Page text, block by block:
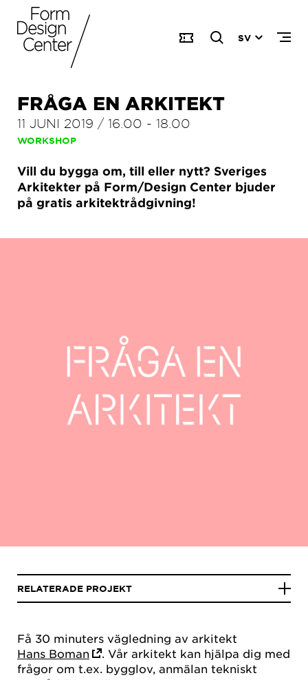
SV
FRÅGA EN ARKITEKT
11 JUNI 2019 / 16.00 - 18.00
WORKSHOP
Vill du bygga om, till eller nytt? Sveriges
Arkitekter på Form/Design Center bjuder
på gratis arkitektrådgivning!
Få 30 minuters vägledning av arkitekt
Hans Boman
. Vår arkitekt kan hjälpa dig med
frågor om t.ex. bygglov, anmälan tekniskt
RELATERADE PROJEKT